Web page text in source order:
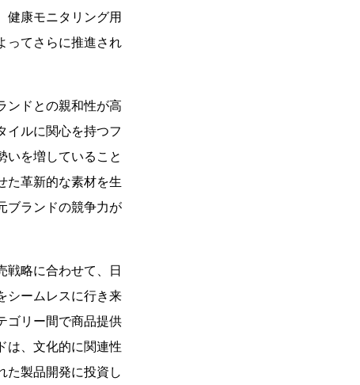
健康モニタリング用
ってさらに推進され
ンドとの親和性が高
イルに関心を持つフ
いを増していること
た革新的な素材を生
ブランドの競争力が
戦略に合わせて、日
シームレスに行き来
ゴリー間で商品提供
は、文化的に関連性
た製品開発に投資し